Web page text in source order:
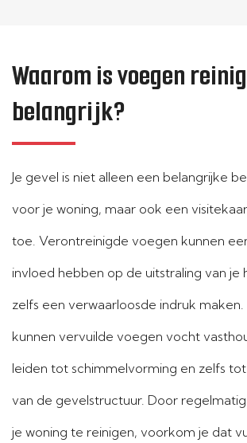
Waarom is voegen
belangrijk?
Je gevel is niet alleen een belangrijke
voor je woning, maar ook een
toe. Verontreinigde voegen kunnen
invloed hebben op de uitstraling van je
zelfs een verwaarloosde indruk maken.
kunnen vervuilde voegen vocht
leiden tot schimmelvorming en zelfs
van de gevelstructuur. Door
je woning te reinigen, voorkom je dat